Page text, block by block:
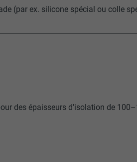
(par ex. silicone spécial ou colle
des épaisseurs d’isolation de